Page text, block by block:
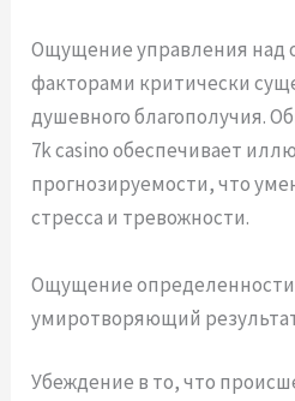
Ощущение управления
факторами критически
душевного благополучия.
7k casino обеспечивает
прогнозируемости, что
стресса и тревожности.
Ощущение определенности
умиротворяющий
Убеждение в то, что